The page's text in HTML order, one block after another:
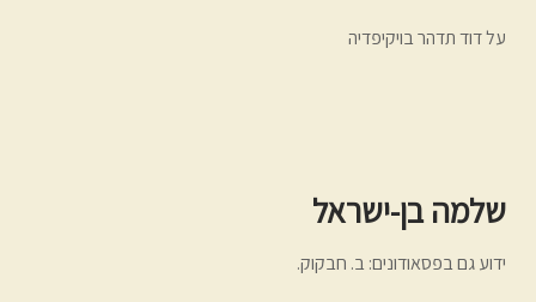
על דוד תדהר בויקיפדיה
שלמה בן-ישראל
ידוע גם בפסאודונים: ב. חבקוק.